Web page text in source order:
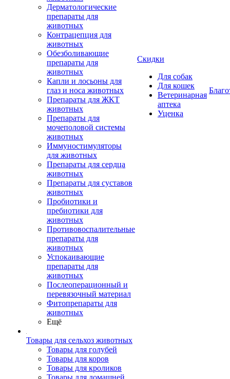
Дерматологические
препараты для
животных
Контрацепция для
животных
Обезболивающие
препараты для
животных
Капли и лосьоны для
глаз и носа животных
Препараты для ЖКТ
животных
Препараты для
мочеполовой системы
животных
Иммуностимуляторы
для животных
Препараты для сердца
животных
Препараты для суставов
животных
Пробиотики и
пребиотики для
животных
Противовоспалительные
препараты для
животных
Успокаивающие
препараты для
животных
Послеоперационный и
перевязочный материал
Фитопрепараты для
животных
Ещё
Товары для сельхоз животных
Товары для голубей
Товары для коров
Товары для кроликов
Товары для домашней
Скидки
Для собак
Для кошек
Ветеринарная
аптека
Уценка